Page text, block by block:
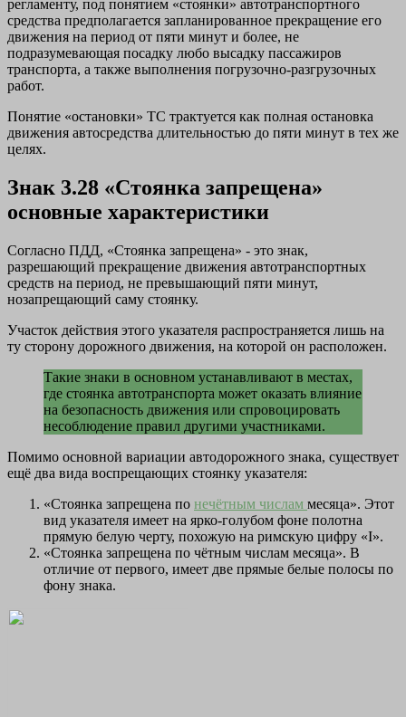
регламенту, под понятием «стоянки» автотранспортного
средства предполагается запланированное прекращение его
движения на период от пяти минут и более, не
подразумевающая посадку любо высадку пассажиров
транспорта, а также выполнения погрузочно-разгрузочных
работ.
Понятие «остановки» ТС трактуется как полная остановка
движения автосредства длительностью до пяти минут в тех же
целях.
Знак 3.28 «Стоянка запрещена»
основные характеристики
Согласно ПДД, «Стоянка запрещена» - это знак,
разрешающий прекращение движения автотранспортных
средств на период, не превышающий пяти минут,
нозапрещающий саму стоянку.
Участок действия этого указателя распространяется лишь на
ту сторону дорожного движения, на которой он расположен.
Такие знаки в основном устанавливают в местах,
где стоянка автотранспорта может оказать влияние
на безопасность движения или спровоцировать
несоблюдение правил другими участниками.
Помимо основной вариации автодорожного знака, существует
ещё два вида воспрещающих стоянку указателя:
«Стоянка запрещена по нечётным числам месяца». Этот
вид указателя имеет на ярко-голубом фоне полотна
прямую белую черту, похожую на римскую цифру «І».
«Стоянка запрещена по чётным числам месяца». В
отличие от первого, имеет две прямые белые полосы по
фону знака.